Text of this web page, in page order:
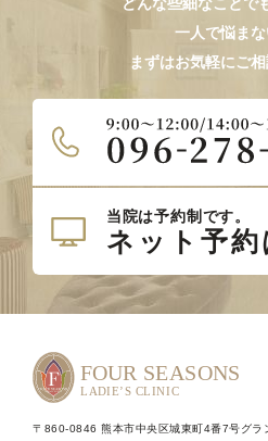
どんな些細なことで
一人で悩まな
まずはお気軽にご相
〒860-0846 熊本市中央区城東町4番7号グラ